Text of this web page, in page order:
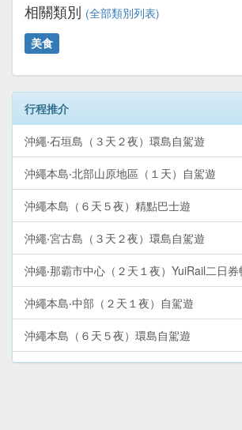
相關類別 (全部類別列表)
美食
行程推介
沖繩‧石垣島（３天２夜）環島自駕遊
沖繩本島‧北部山原地區（１天）自駕遊
沖繩本島（６天５夜）精點巴士遊
沖繩‧宮古島（３天２夜）環島自駕遊
沖繩‧那霸市中心（２天１夜）YuiRail二日券
沖繩本島‧中部（２天１夜）自駕遊
沖繩本島（６天５夜）環島自駕遊
沖繩本島‧南部（１天）自駕遊